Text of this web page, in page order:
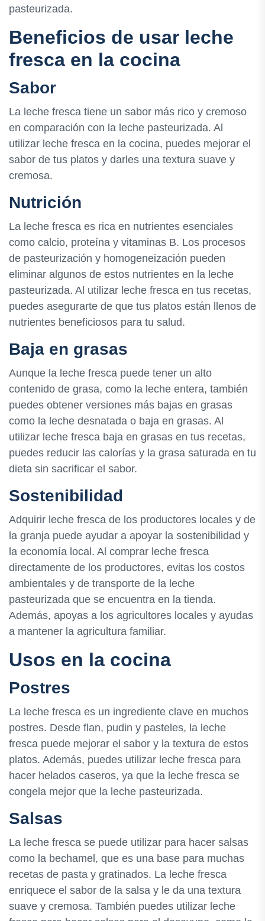
pasteurizada.
Beneficios de usar leche
fresca en la cocina
Sabor
La leche fresca tiene un sabor más rico y cremoso
en comparación con la leche pasteurizada. Al
utilizar leche fresca en la cocina, puedes mejorar el
sabor de tus platos y darles una textura suave y
cremosa.
Nutrición
La leche fresca es rica en nutrientes esenciales
como calcio, proteína y vitaminas B. Los procesos
de pasteurización y homogeneización pueden
eliminar algunos de estos nutrientes en la leche
pasteurizada. Al utilizar leche fresca en tus recetas,
puedes asegurarte de que tus platos están llenos de
nutrientes beneficiosos para tu salud.
Baja en grasas
Aunque la leche fresca puede tener un alto
contenido de grasa, como la leche entera, también
puedes obtener versiones más bajas en grasas
como la leche desnatada o baja en grasas. Al
utilizar leche fresca baja en grasas en tus recetas,
puedes reducir las calorías y la grasa saturada en tu
dieta sin sacrificar el sabor.
Sostenibilidad
Adquirir leche fresca de los productores locales y de
la granja puede ayudar a apoyar la sostenibilidad y
la economía local. Al comprar leche fresca
directamente de los productores, evitas los costos
ambientales y de transporte de la leche
pasteurizada que se encuentra en la tienda.
Además, apoyas a los agricultores locales y ayudas
a mantener la agricultura familiar.
Usos en la cocina
Postres
La leche fresca es un ingrediente clave en muchos
postres. Desde flan, pudin y pasteles, la leche
fresca puede mejorar el sabor y la textura de estos
platos. Además, puedes utilizar leche fresca para
hacer helados caseros, ya que la leche fresca se
congela mejor que la leche pasteurizada.
Salsas
La leche fresca se puede utilizar para hacer salsas
como la bechamel, que es una base para muchas
recetas de pasta y gratinados. La leche fresca
enriquece el sabor de la salsa y le da una textura
suave y cremosa. También puedes utilizar leche